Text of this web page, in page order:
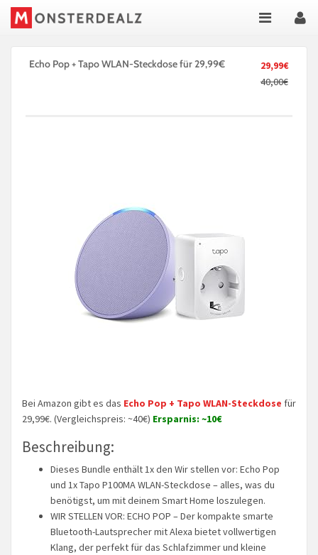
29,99€
40,00€
Echo Pop + Tapo WLAN-Steckdose für 29,99€
Bei Amazon gibt es das Echo Pop + Tapo WLAN-Steckdose für
29,99€. (Vergleichspreis: ~40€) Ersparnis: ~10€
Beschreibung:
Dieses Bundle enthält 1x den Wir stellen vor: Echo Pop
und 1x Tapo P100MA WLAN-Steckdose – alles, was du
benötigst, um mit deinem Smart Home loszulegen.
WIR STELLEN VOR: ECHO POP – Der kompakte smarte
Bluetooth-Lautsprecher mit Alexa bietet vollwertigen
Klang, der perfekt für das Schlafzimmer und kleine